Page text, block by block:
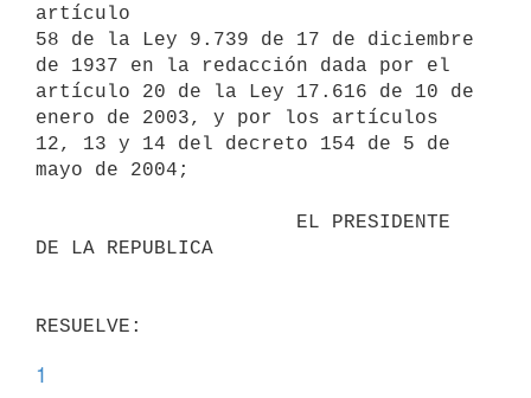
artículo
58 de la Ley 9.739 de 17 de diciembre
de 1937 en la redacción dada por el
artículo 20 de la Ley 17.616 de 10 de
enero de 2003, y por los artículos
12, 13 y 14 del decreto 154 de 5 de
mayo de 2004;
DE LA REPUBLICA
1